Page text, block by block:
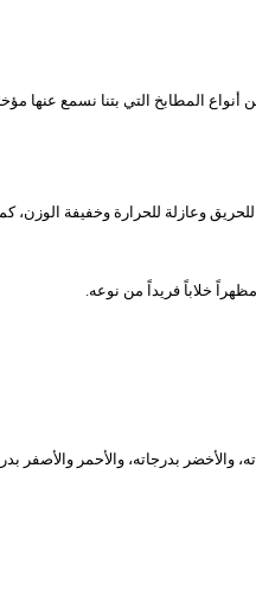
المطابخ التي بتنا نسمع عنها
وعازلة للحرارة وخفيفة الوزن،
خلاباً فريداً من نوعه.
والأخضر بدرجاته، والأحمر والأصفر